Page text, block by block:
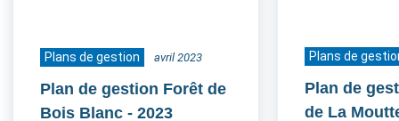
Plans de gestion avril 2023
Plan de gestion Forêt de
Bois Blanc - 2023
Plans de
Plan de
de La